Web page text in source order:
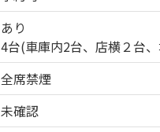
あり
4台(車庫内2台、店横２台
全席禁煙
未確認